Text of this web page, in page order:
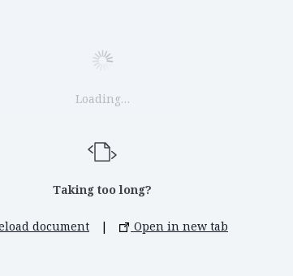
Loading…
Taking too long?
document | Open in new tab